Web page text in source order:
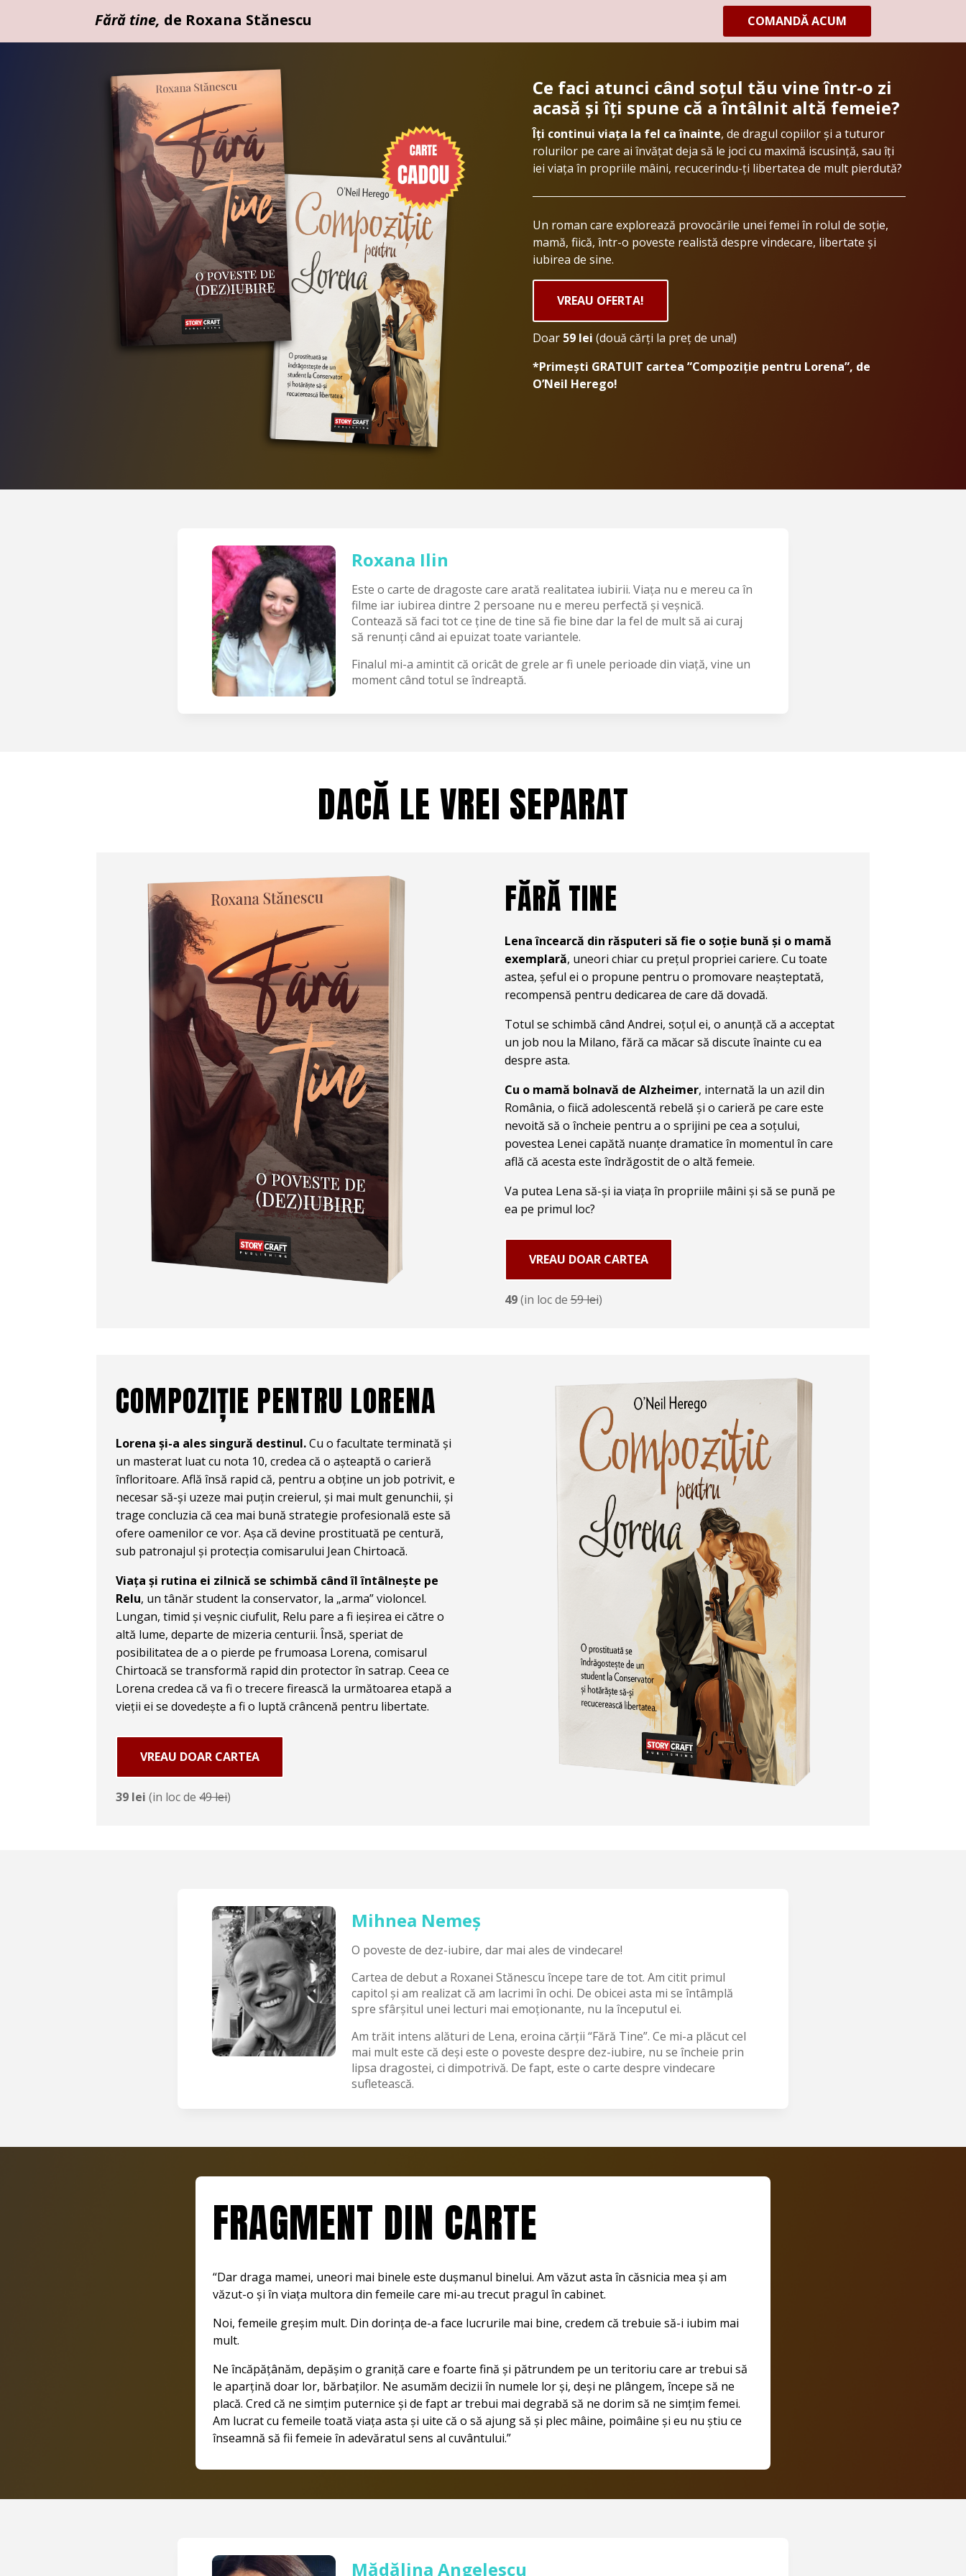
Fără tine, de Roxana Stănescu COMANDĂ ACUM
Fără tine, de Roxana Stănescu COMANDĂ ACUM
Ce faci atunci când soțul tău vine într-o zi
acasă și îți spune că a întâlnit altă femeie?
Îți continui viața la fel ca înainte, de dragul copiilor și a tuturor
rolurilor pe care ai învățat deja să le joci cu maximă iscusință, sau îți
iei viața în propriile mâini, recucerindu-ți libertatea de mult pierdută?
Un roman care explorează provocările unei femei în rolul de soție,
mamă, fiică, într-o poveste realistă despre vindecare, libertate și
iubirea de sine.
VREAU OFERTA!
Doar 59 lei (două cărți la preț de una!)
*Primești GRATUIT cartea ”Compoziție pentru Lorena”, de
O’Neil Herego!
Roxana Ilin
Este o carte de dragoste care arată realitatea iubirii. Viața nu e mereu ca în
filme iar iubirea dintre 2 persoane nu e mereu perfectă și veșnică.
Contează să faci tot ce ține de tine să fie bine dar la fel de mult să ai curaj
să renunți când ai epuizat toate variantele.
Finalul mi-a amintit că oricât de grele ar fi unele perioade din viață, vine un
moment când totul se îndreaptă.
DACĂ LE VREI SEPARAT
FĂRĂ TINE
Lena încearcă din răsputeri să fie o soție bună și o mamă
exemplară, uneori chiar cu prețul propriei cariere. Cu toate
astea, șeful ei o propune pentru o promovare neașteptată,
recompensă pentru dedicarea de care dă dovadă.
Totul se schimbă când Andrei, soțul ei, o anunță că a acceptat
un job nou la Milano, fără ca măcar să discute înainte cu ea
despre asta.
Cu o mamă bolnavă de Alzheimer, internată la un azil din
România, o fiică adolescentă rebelă și o carieră pe care este
nevoită să o încheie pentru a o sprijini pe cea a soțului,
povestea Lenei capătă nuanțe dramatice în momentul în care
află că acesta este îndrăgostit de o altă femeie.
Va putea Lena să-și ia viața în propriile mâini și să se pună pe
ea pe primul loc?
VREAU DOAR CARTEA
49(in loc de59 lei)
COMPOZIȚIE PENTRU LORENA
Lorena și-a ales singură destinul.Cu o facultate terminată și
un masterat luat cu nota 10, credea că o așteaptă o carieră
înfloritoare. Află însă rapid că, pentru a obține un job potrivit, e
necesar să-și uzeze mai puțin creierul, și mai mult genunchii, și
trage concluzia că cea mai bună strategie profesională este să
ofere oamenilor ce vor. Așa că devine prostituată pe centură,
sub patronajul și protecția comisarului Jean Chirtoacă.
Viața și rutina ei zilnică se schimbă când îl întâlnește pe
Relu, un tânăr student la conservator, la „arma” violoncel.
Lungan, timid și veșnic ciufulit, Relu pare a fi ieșirea ei către o
altă lume, departe de mizeria centurii. Însă, speriat de
posibilitatea de a o pierde pe frumoasa Lorena, comisarul
Chirtoacă se transformă rapid din protector în satrap. Ceea ce
Lorena credea că va fi o trecere firească la următoarea etapă a
vieții ei se dovedește a fi o luptă crâncenă pentru libertate.
VREAU DOAR CARTEA
39 lei (in loc de49 lei)
Mihnea Nemeș
O poveste de dez-iubire, dar mai ales de vindecare!
Cartea de debut a Roxanei Stănescu începe tare de tot. Am citit primul
capitol și am realizat că am lacrimi în ochi. De obicei asta mi se întâmplă
spre sfârșitul unei lecturi mai emoționante, nu la începutul ei.
Am trăit intens alături de Lena, eroina cărții “Fără Tine”. Ce mi-a plăcut cel
mai mult este că deși este o poveste despre dez-iubire, nu se încheie prin
lipsa dragostei, ci dimpotrivă. De fapt, este o carte despre vindecare
sufletească.
FRAGMENT DIN CARTE
“Dar draga mamei, uneori mai binele este dușmanul binelui. Am văzut asta în căsnicia mea și am
văzut-o și în viața multora din femeile care mi-au trecut pragul în cabinet.
Noi, femeile greșim mult. Din dorința de-a face lucrurile mai bine, credem că trebuie să-i iubim mai
mult.
Ne încăpățânăm, depășim o graniță care e foarte fină și pătrundem pe un teritoriu care ar trebui să
le aparțină doar lor, bărbaților. Ne asumăm decizii în numele lor și, deși ne plângem, începe să ne
placă. Cred că ne simțim puternice și de fapt ar trebui mai degrabă să ne dorim să ne simțim femei.
Am lucrat cu femeile toată viața asta și uite că o să ajung să și plec mâine, poimâine și eu nu știu ce
înseamnă să fii femeie în adevăratul sens al cuvântului.”
Mădălina Angelescu